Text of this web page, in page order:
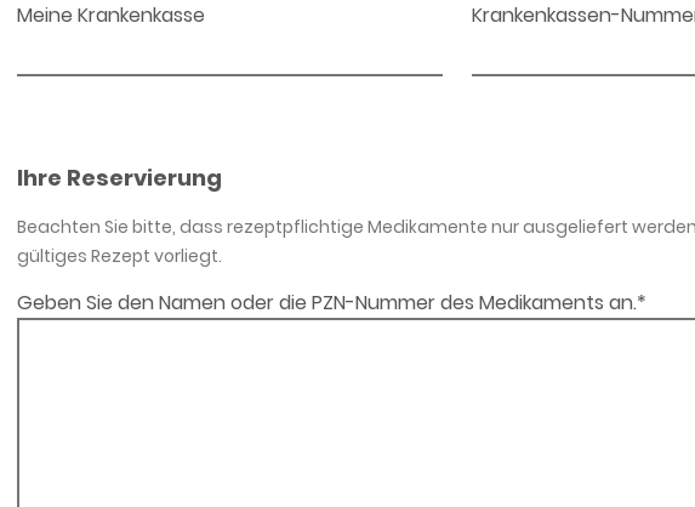
Meine Krankenkasse Krankenkassen-
Ihre Reservierung
Beachten Sie bitte, dass rezeptpflichtige Medikamente nur ausgeliefert
gültiges Rezept vorliegt.
Geben Sie den Namen oder die PZN-Nummer des Medikaments an.*